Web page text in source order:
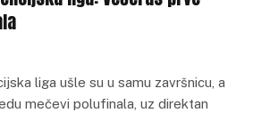
liga ušle su u samu završnicu, a
mečevi polufinala, uz direktan